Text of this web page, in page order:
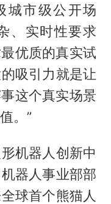
城市级公开场
、实时性要求
优质的真实试
吸引力就是让
这个真实场景
。”
机器人创新中
器人事业部部
球首个熊猫人